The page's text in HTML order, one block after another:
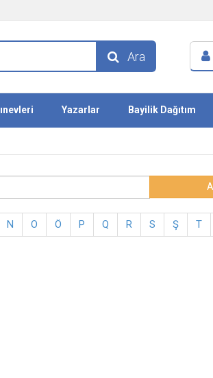
Ara
Yazarlar Bayilik Dağıtım
N O Ö P Q R S Ş T